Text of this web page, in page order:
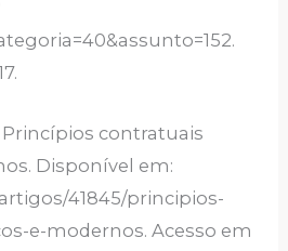
Princípios contratuais
Disponível em:
41845/principios-
e-modernos. Acesso em